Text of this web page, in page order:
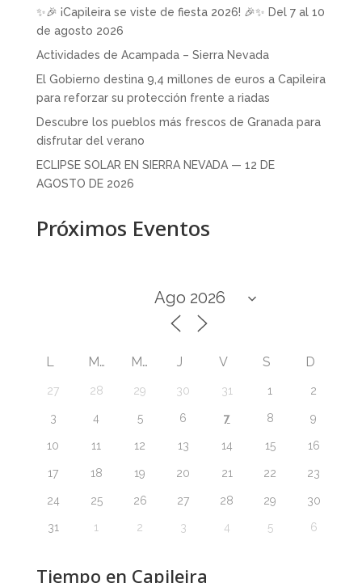
✨🎉 ¡Capileira se viste de fiesta 2026! 🎉✨ Del 7 al 10
de agosto 2026
Actividades de Acampada – Sierra Nevada
El Gobierno destina 9,4 millones de euros a Capileira
para reforzar su protección frente a riadas
Descubre los pueblos más frescos de Granada para
disfrutar del verano
ECLIPSE SOLAR EN SIERRA NEVADA — 12 DE
AGOSTO DE 2026
Próximos Eventos
L M M J V S D
27 28 29 30 31 1 2
3 4 5 6 7 8 9
10 11 12 13 14 15 16
17 18 19 20 21 22 23
24 25 26 27 28 29 30
31 1 2 3 4 5 6
Tiempo en Capileira